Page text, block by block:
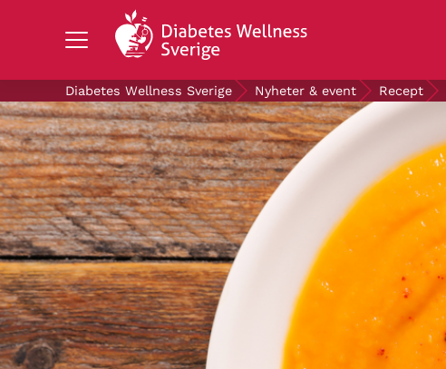
OM DIABETES
STÖD OSS
FORSKNING
NYHETER & EVENT
OM OSS
GRATIS DIABETESPRODUKTER
Blodsockerkollen
Search Diabetes Wellness Sverige
Diabetes Wellness Sverige Nyheter & event Recept